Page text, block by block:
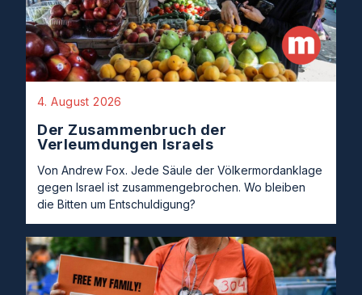
4. August 2026
Der Zusammenbruch der
Verleumdungen Israels
Von Andrew Fox. Jede Säule der Völkermordanklage
gegen Israel ist zusammengebrochen. Wo bleiben
die Bitten um Entschuldigung?